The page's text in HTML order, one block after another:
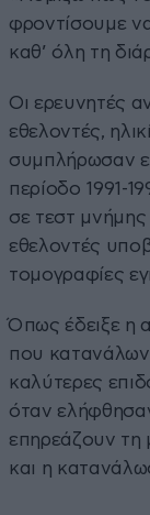
φροντίσουμε
καθ’ όλη τη
Οι ερευνητές
εθελοντές,
συμπλήρωσαν
περίοδο 1991-
σε τεστ μνήμης
εθελοντές
τομογραφίες
Όπως έδειξε η
που
καλύτερες
όταν
επηρεάζουν τη
και η